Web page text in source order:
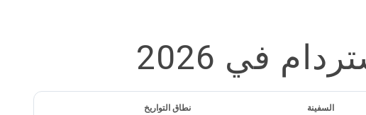
في 2026
السفينة نطاق التواريخ